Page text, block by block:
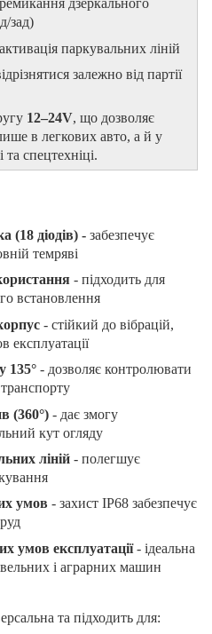
дзеркального
зад)
паркувальних ліній
залежно від партії
12–24V, що дозволяє
в легкових авто, а й у
спецтехніці.
(18 діодів) - забезпечує
темряві
- підходить для
встановлення
- стійкий до вібрацій,
експлуатації
135° - дозволяє контролювати
(360°) - дає змогу
кут огляду
ліній - полегшує
умов - захист IP68 забезпечує
умов експлуатації- ідеальна
і аграрних машин
та підходить для: